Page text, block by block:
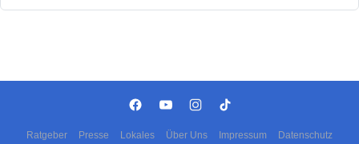
Ratgeber Presse Lokales Über Uns Impressum Datenschutz